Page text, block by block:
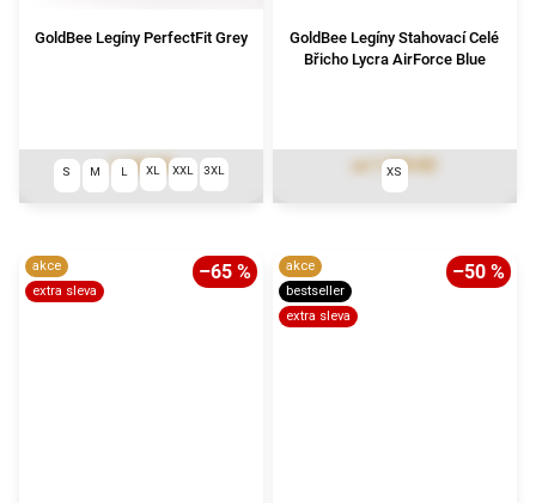
GoldBee Legíny PerfectFit Grey
1 162 Kč
S M L XL XXL 3XL
GoldBee Legíny Stahovací Celé
Břicho Lycra AirForce Blue
1 565 Kč
XS
akce
extra sleva
–65 %
akce
bestseller
extra sleva
–50 %